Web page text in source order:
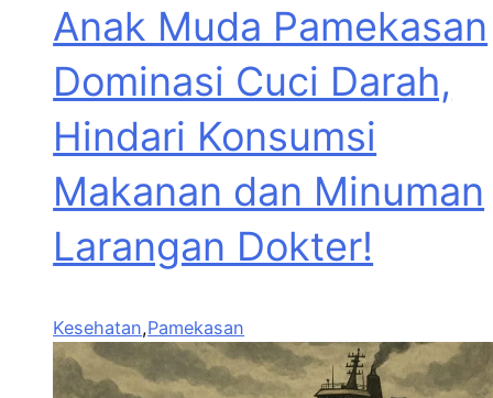
Anak Muda Pamekasan
Dominasi Cuci Darah,
Hindari Konsumsi
Makanan dan Minuman
Larangan Dokter!
Kesehatan,Pamekasan